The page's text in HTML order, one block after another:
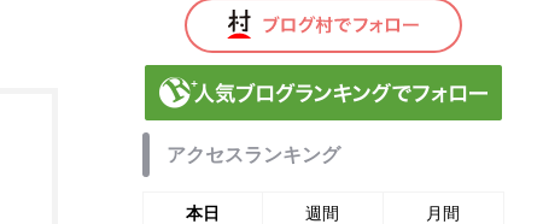
アクセスランキング
本日 週間 月間